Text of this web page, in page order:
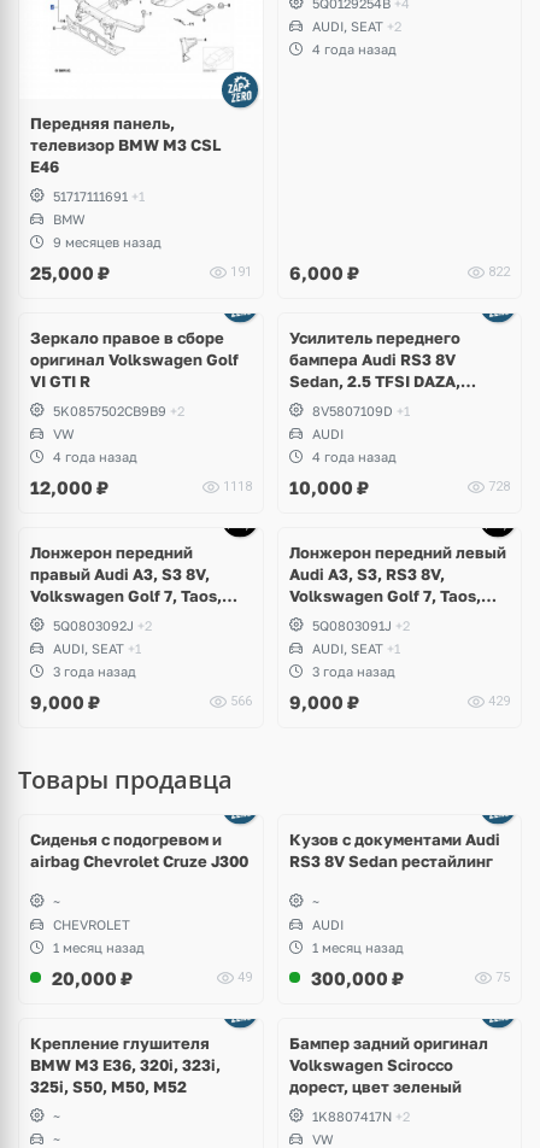
Передняя панель,
телевизор BMW M3 CSL
E46
51717111691 +1
BMW
9 месяцев назад
25,000 ₽ 191
AUDI, SEAT +2
4 года назад
6,000 ₽ 822
Зеркало правое в сборе
оригинал Volkswagen Golf
VI GTI R
5K0857502CB9B9 +2
VW
4 года назад
12,000 ₽ 1118
Усилитель переднего
бампера Audi RS3 8V
Sedan, 2.5 TFSI DAZA,
DNWA8V5807109D +1
AUDI
4 года назад
10,000 ₽ 728
Лонжерон передний
правый Audi A3, S3 8V,
Volkswagen Golf 7, Taos,
Seat Leon
5Q0803092J +2
AUDI, SEAT +1
3 года назад
9,000 ₽ 566
Лонжерон передний левый
Audi A3, S3, RS3 8V,
Volkswagen Golf 7, Taos,
Seat Leon
5Q0803091J +2
AUDI, SEAT +1
3 года назад
9,000 ₽ 429
Товары продавца
Сиденья с подогревом и
airbag Chevrolet Cruze J300
~
CHEVROLET
1 месяц назад
20,000 ₽ 49
Кузов с документами Audi
RS3 8V Sedan рестайлинг
~
AUDI
1 месяц назад
300,000 ₽ 75
Крепление глушителя
BMW M3 E36, 320i, 323i,
325i, S50, M50, M52
~
~
Бампер задний оригинал
Volkswagen Scirocco
дорест, цвет зеленый
1K8807417N +2
VW